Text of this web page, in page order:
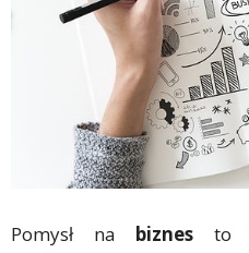
Pomysł na biznes to